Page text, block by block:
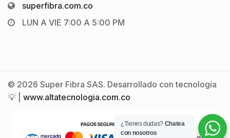
superfibra.com.co
LUN A VIE 7:00 A 5:00 PM
© 2026 Super Fibra SAS. Desarrollado con tecnología
💡 | www.altatecnologia.com.co
¿Tienes dudas? Chatea
con nosotros